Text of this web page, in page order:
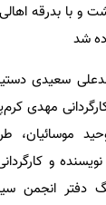
اجتماعی
حیات وحش
درگذشت و با
شد
سعیدی
مهدی
موسائیان،
و
دفتر انجمن